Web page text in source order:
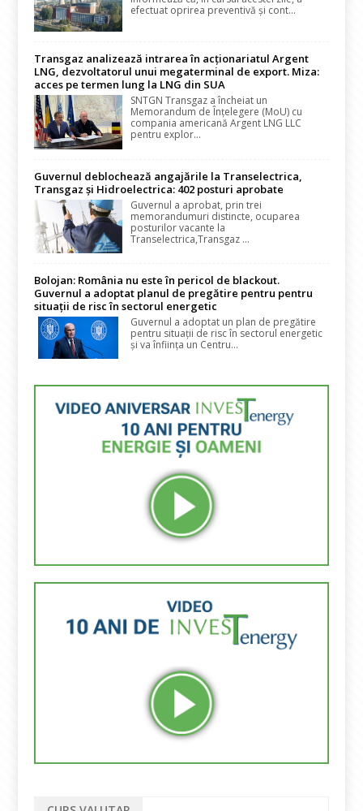
efectuat oprirea preventivă și cont...
Transgaz analizează intrarea în acționariatul Argent
LNG, dezvoltatorul unui megaterminal de export. Miza:
acces pe termen lung la LNG din SUA
SNTGN Transgaz a încheiat un
Memorandum de Înțelegere (MoU) cu
compania americană Argent LNG LLC
pentru explor...
Guvernul deblochează angajările la Transelectrica,
Transgaz și Hidroelectrica: 402 posturi aprobate
Guvernul a aprobat, prin trei
memorandumuri distincte, ocuparea
posturilor vacante la
Transelectrica,Transgaz ...
Bolojan: România nu este în pericol de blackout.
Guvernul a adoptat planul de pregătire pentru pentru
situații de risc în sectorul energetic
Guvernul a adoptat un plan de pregătire
pentru situații de risc în sectorul energetic
și va înființa un Centru...